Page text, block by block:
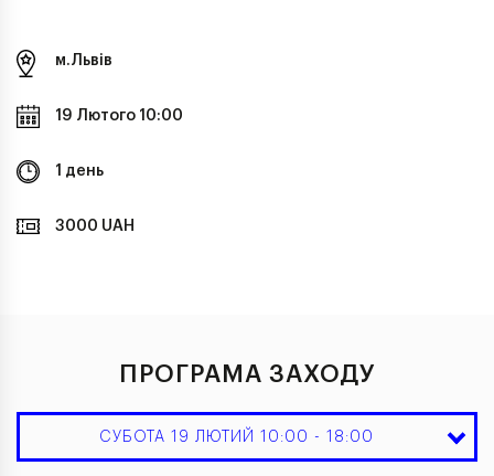
м.Львів
19 Лютого 10:00
1 день
3000 UAH
ПРОГРАМА ЗАХОДУ
СУБОТА 19 ЛЮТИЙ 10:00 - 18:00